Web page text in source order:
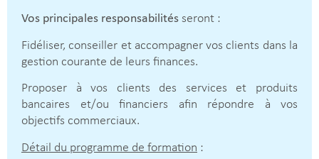
Vos principales responsabilités seront :
Fidéliser, conseiller et accompagner vos clients dans la
gestion courante de leurs finances.
Proposer à vos clients des services et produits
bancaires et/ou financiers afin répondre à vos
objectifs commerciaux.
Détail du programme de formation :